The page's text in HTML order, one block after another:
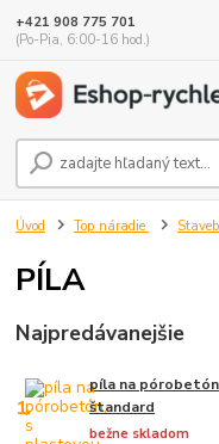
+421 908 775 701
(Po-Pia, 6:00-16 hod.)
Úvod Top náradie
PÍLA
Najpredávanejšie
1.
píla na
štandard
bežne skladom